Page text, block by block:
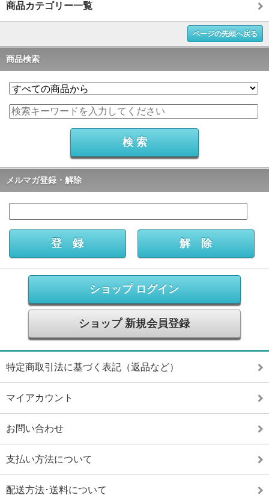
商品カテゴリー一覧
ページの先頭へ戻る
商品検索
メルマガ登録・解除
ショップ ログイン
ショップ 新規会員登録
特定商取引法に基づく表記（返品など）
マイアカウント
お問い合わせ
支払い方法について
配送方法･送料について